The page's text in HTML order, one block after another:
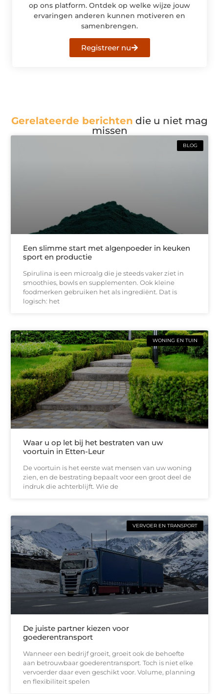
op ons platform. Ontdek op welke wijze jouw
ervaringen anderen kunnen motiveren en
samenbrengen.
Registreer nu
Gerelateerde berichten die u niet mag
missen
BLOG
Een slimme start met algenpoeder in keuken
sport en productie
Spirulina is een microalg die je steeds vaker ziet in
smoothies, bowls en supplementen. Ook kleine
foodmerken gebruiken het als ingrediënt. Dat is
logisch: het
WONING EN TUIN
Waar u op let bij het bestraten van uw
voortuin in Etten-Leur
De voortuin is het eerste wat mensen van uw woning
zien, en de bestrating bepaalt voor een groot deel de
indruk die achterblijft. Wie de
VERVOER EN TRANSPORT
De juiste partner kiezen voor
goederentransport
Wanneer een bedrijf groeit, groeit ook de behoefte
aan betrouwbaar goederentransport. Toch is niet elke
vervoerder daar even geschikt voor. Volume, planning
en flexibiliteit spelen